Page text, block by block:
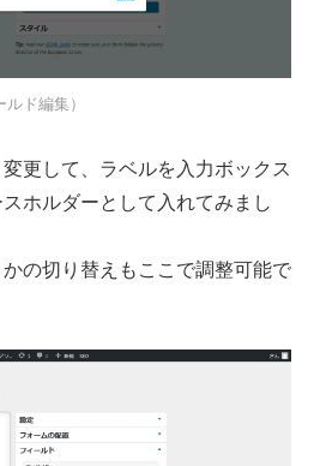
ド編集）
更して、ラベルを入力ボックス
ホルダーとして入れてみまし
の切り替えもここで調整可能で